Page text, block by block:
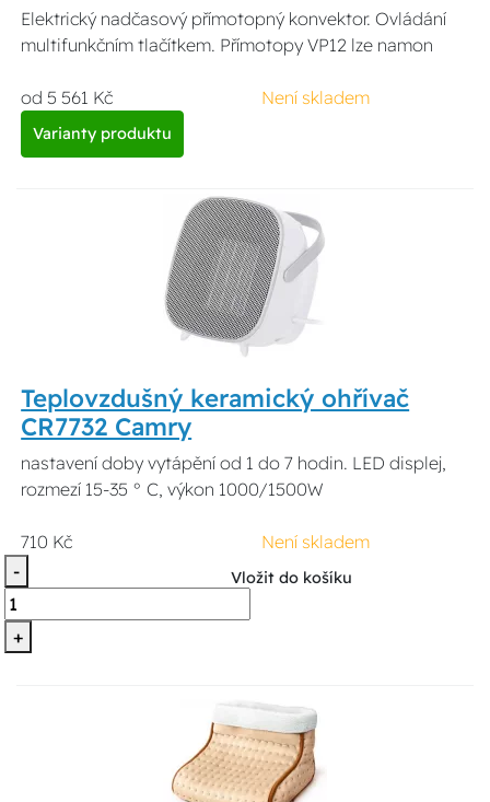
Elektrický nadčasový přímotopný konvektor. Ovládání
multifunkčním tlačítkem. Přímotopy VP12 lze namon
od 5 561 Kč Není skladem
Varianty produktu
Teplovzdušný keramický ohřívač
CR7732 Camry
nastavení doby vytápění od 1 do 7 hodin. LED displej,
rozmezí 15-35 ° C, výkon 1000/1500W
710 Kč
Není skladem
-
+
Vložit do košíku